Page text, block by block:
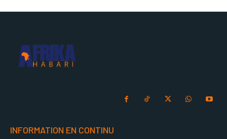
INFORMATION EN CONTINU